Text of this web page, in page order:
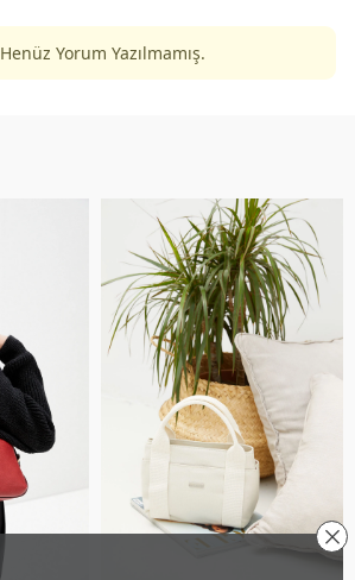
Henüz Yorum Yazılmamış.